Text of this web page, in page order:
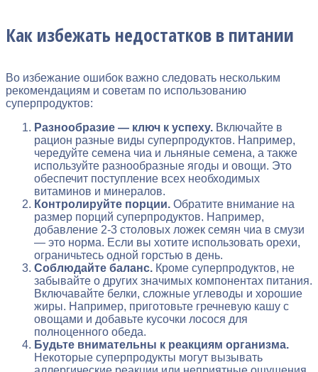
Как избежать недостатков в питании
Во избежание ошибок важно следовать нескольким
рекомендациям и советам по использованию
суперпродуктов:
Разнообразие — ключ к успеху. Включайте в
рацион разные виды суперпродуктов. Например,
чередуйте семена чиа и льняные семена, а также
используйте разнообразные ягоды и овощи. Это
обеспечит поступление всех необходимых
витаминов и минералов.
Контролируйте порции. Обратите внимание на
размер порций суперпродуктов. Например,
добавление 2-3 столовых ложек семян чиа в смузи
— это норма. Если вы хотите использовать орехи,
ограничьтесь одной горстью в день.
Соблюдайте баланс. Кроме суперпродуктов, не
забывайте о других значимых компонентах питания.
Включавайте белки, сложные углеводы и хорошие
жиры. Например, приготовьте гречневую кашу с
овощами и добавьте кусочки лосося для
полноценного обеда.
Будьте внимательны к реакциям организма.
Некоторые суперпродукты могут вызывать